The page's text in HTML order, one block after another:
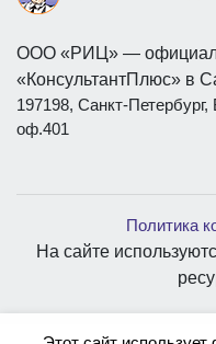
ООО «РИЦ» —
«КонсультантПлюс» в
197198, Санкт-
оф.401
Политика
На сайте